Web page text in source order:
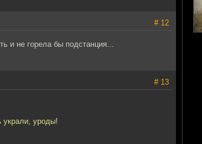
# 12
и не горела бы подстанция...
# 13
украли, уроды!